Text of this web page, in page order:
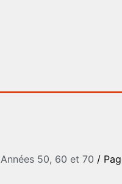
Années 50, 60 et 70 /